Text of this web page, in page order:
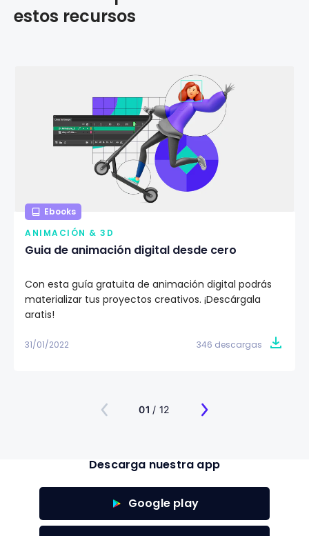
estos recursos
Ebooks
ANIMACIÓN & 3D
Guia de animación digital desde cero
Con esta guía gratuita de animación digital podrás
materializar tus proyectos creativos. ¡Descárgala
gratis!
31/01/2022 346 descargas
01 / 12
Descarga nuestra app
Google play